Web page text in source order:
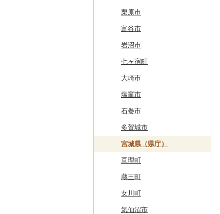
美唄市
厚岸町
南富良野町
上富良野町
和寒町
紋別市
乙部町
根室市
三笠市
東川町
厚真町
奥尻町
網走市
青森市
田子町
新郷村
横浜町
野辺地町
佐井村
六戸町
五所川原市
平川市
蓬田村
中泊町
外ヶ浜町
つがる市
花巻市
岩泉町
田野畑村
盛岡市
遠野市
奥州市
雫石町
岩手県（県庁）
一関市
久慈市
西和賀町
北上市
平泉町
栗原市
富谷市
岩沼市
七ヶ宿町
大崎市
塩竈市
石巻市
多賀城市
宮城県（県庁）
亘理町
蔵王町
女川町
気仙沼市